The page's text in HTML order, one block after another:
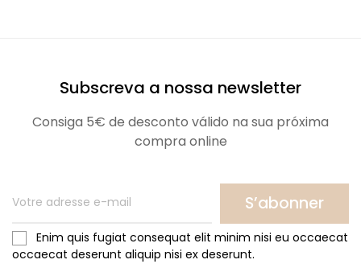
Subscreva a nossa newsletter
Consiga 5€ de desconto válido na sua próxima
compra online
S’abonner
Enim quis fugiat consequat elit minim nisi eu occaecat
occaecat deserunt aliquip nisi ex deserunt.